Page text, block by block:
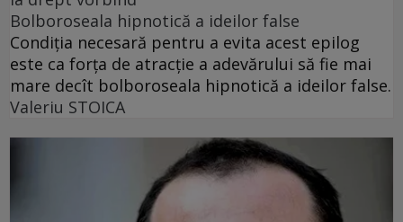
Bolboroseala hipnotică a ideilor false
Condiția necesară pentru a evita acest epilog
este ca forța de atracție a adevărului să fie mai
mare decît bolboroseala hipnotică a ideilor false.
Valeriu STOICA